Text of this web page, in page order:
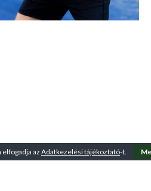
az Adatkezelési tájékoztató-t.